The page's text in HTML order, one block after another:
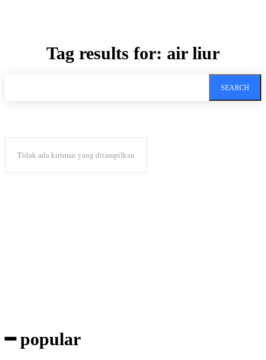
Tag results for: air liur
SEARCH
Tidak ada kiriman yang ditampilkan
━ popular